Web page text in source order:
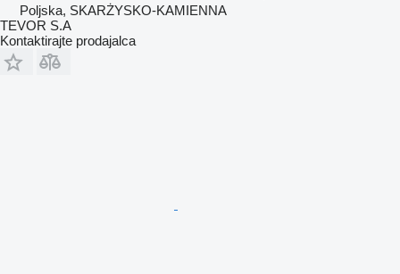
Poljska, SKARŻYSKO-KAMIENNA
TEVOR S.A
Kontaktirajte prodajalca